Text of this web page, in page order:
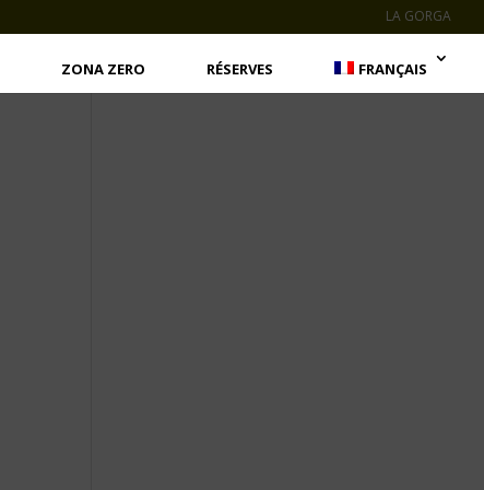
LA GORGA
ZONA ZERO RÉSERVES FRANÇAIS